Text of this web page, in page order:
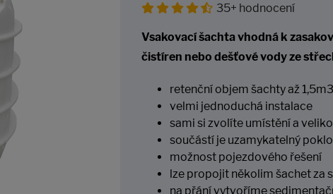
35+ hodnocení
Vsakovací šachta vhodná k
čistíren nebo dešťové vody ze
retenční objem šachty až 1,5m3
velmi jednoduchá instalace
sami si zvolíte umístění a
součástí je uzamykatelný
možnost pojezdového řešení
lze propojit několim šachet za
na přání vytvoříme